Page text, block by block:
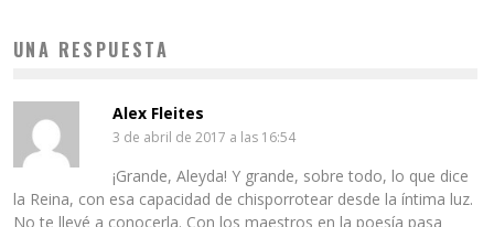
UNA RESPUESTA
Alex Fleites
3 de abril de 2017 a las 16:54
¡Grande, Aleyda! Y grande, sobre todo, lo que dice
la Reina, con esa capacidad de chisporrotear desde la íntima luz.
No te llevé a conocerla. Con los maestros en la poesía pasa